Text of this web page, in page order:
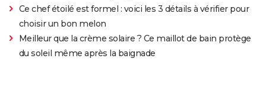
Ce chef étoilé est formel : voici les 3 détails à vérifier pour
choisir un bon melon
Meilleur que la crème solaire ? Ce maillot de bain protège
du soleil même après la baignade